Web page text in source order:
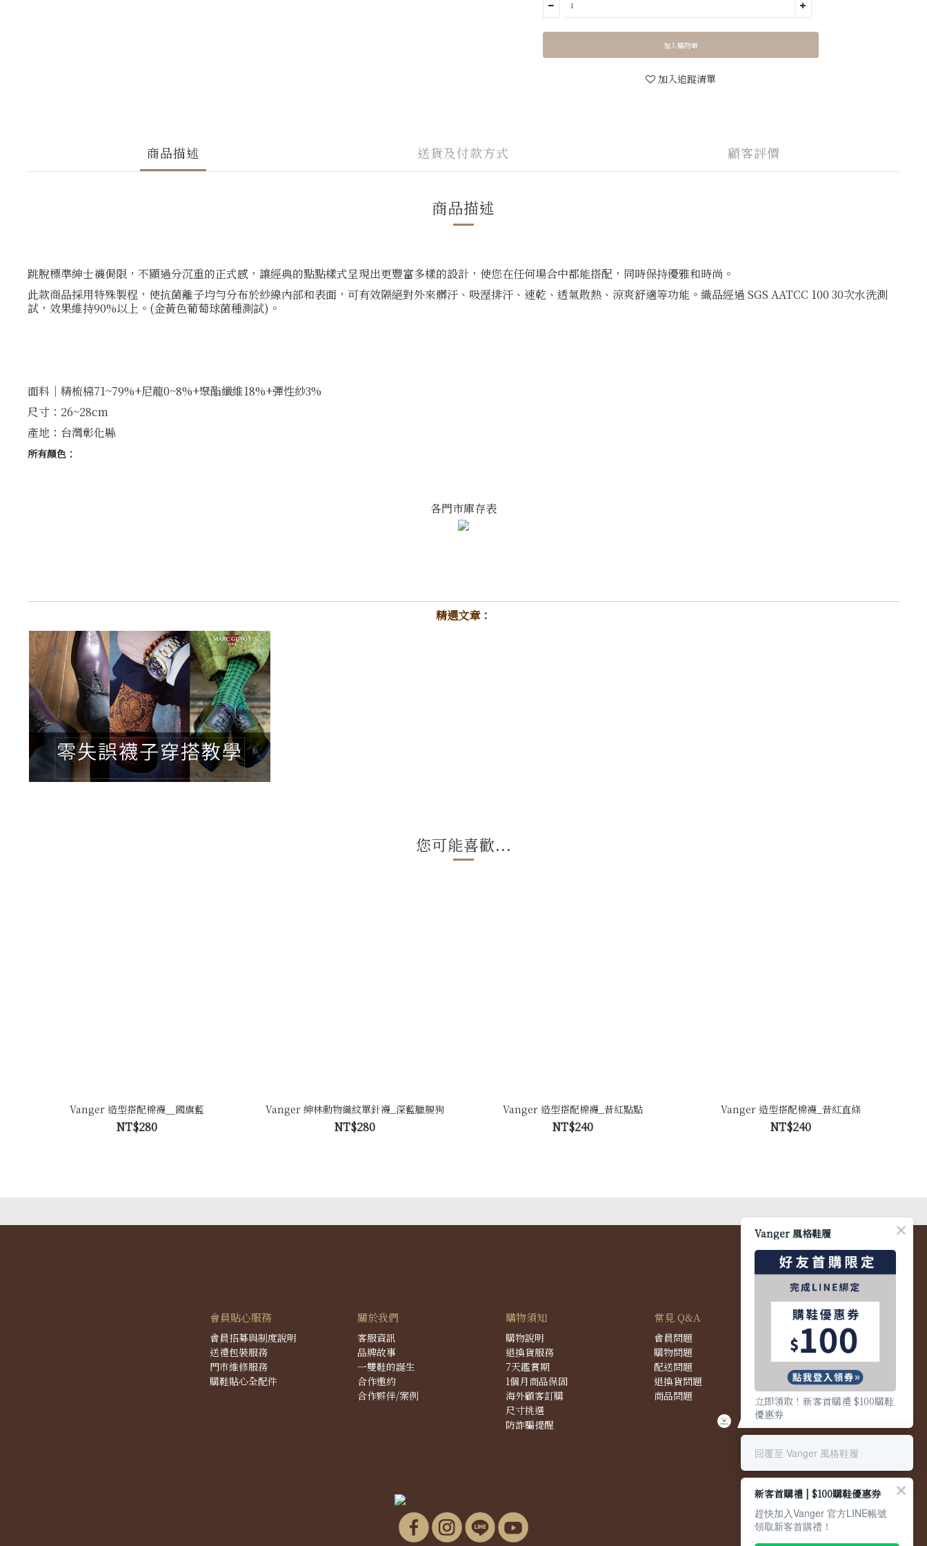
加入購物車
加入追蹤清單
商品描述 送貨及付款方式 顧客評價
商品描述
跳脫標準紳士襪侷限，不顯過分沉重的正式感，讓經典的點點樣式呈現出更豐富多樣的設計，使您在任何場合中都能搭配，同時保持優雅和時尚。
此款商品採用特殊製程，使抗菌離子均勻分布於紗線內部和表面，可有效隔絕對外來髒汙、吸溼排汗、速乾、透氣散熱、涼爽舒適等功能。織品經過 SGS AATCC 100 30次水洗測
試，效果維持90%以上。(金黃色葡萄球菌種測試)。
面料│精梳棉71~79%+尼龍0~8%+聚酯纖維18%+彈性紗3%
尺寸：26~28cm
產地：台灣彰化縣
所有顏色：
各門市庫存表
精選文章：
您可能喜歡...
Vanger 造型搭配棉襪＿國旗藍
NT$280
Vanger 紳林動物織紋單針襪_深藍臘腸狗
NT$280
Vanger 造型搭配棉襪_昔紅點點
NT$240
Vanger 造型搭配棉襪_昔紅直條
NT$240
會員貼心服務
會員招募與制度說明
送禮包裝服務
門市維修服務
購鞋貼心全配件
關於我們
客服資訊
品牌故事
一雙鞋的誕生
合作邀約
合作夥伴/案例
購物須知
購物說明
退換貨服務
7天鑑賞期
1個月商品保固
海外顧客訂購
尺寸挑選
防詐騙提醒
常見 Q&A
會員問題
購物問題
配送問題
退換貨問題
商品問題
Vanger 風格鞋履
立即領取！新客首購禮 $100購鞋
優惠券
回覆至 Vanger 風格鞋履
新客首購禮 | $100購鞋優惠券
趕快加入Vanger 官方LINE帳號
領取新客首購禮！